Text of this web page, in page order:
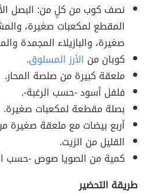
نصف كوب من كلٍ من: البصل
المقطع لمكعبات صغيرة،
صغيرة، والبازيلاء المجمدة
كوبان من الأرز المسلوق.
ملعقة كبيرة من صلصة المحار.
فلفل أسود -حسب الرغبة-.
بصلة مقطعة لمكعبات صغيرة.
أربع بيضات مع ملعقة صغيرة
القليل من الزيت.
كمية من الصويا صوص -حسب
طريقة التحضير